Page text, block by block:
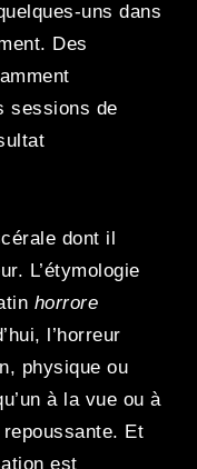
uns dans
Des
sessions de
dont il
L’étymologie
horrore
l’horreur
physique ou
à la vue ou à
repoussante. Et
est